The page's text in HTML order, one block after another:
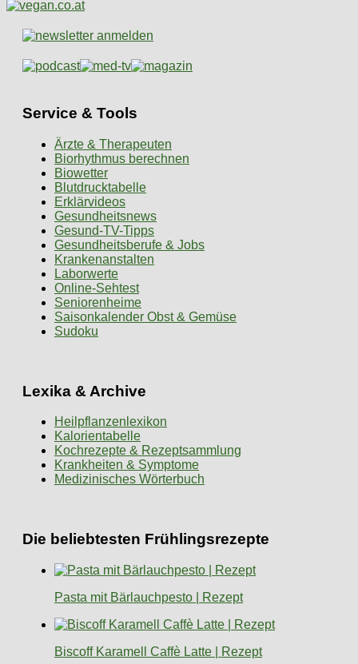
Service & Tools
Ärzte & Therapeuten
Biorhythmus berechnen
Biowetter
Blutdrucktabelle
Erklärvideos
Gesundheitsnews
Gesund-TV-Tipps
Gesundheitsberufe & Jobs
Krankenanstalten
Laborwerte
Online-Sehtest
Seniorenheime
Saisonkalender Obst & Gemüse
Sudoku
Lexika & Archive
Heilpflanzenlexikon
Kalorientabelle
Kochrezepte & Rezeptsammlung
Krankheiten & Symptome
Medizinisches Wörterbuch
Die beliebtesten Frühlingsrezepte
Pasta mit Bärlauchpesto | Rezept
Biscoff Karamell Caffè Latte | Rezept